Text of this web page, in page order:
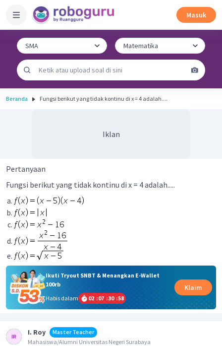
Masuk
Beranda Fungsi berikut yang tidak kontinu di x = 4 adalah....
Iklan
Pertanyaan
Fungsi berikut yang tidak kontinu di x = 4 adalah.....
Ikuti Tryout SNBT & Menangkan E-Wallet
100rb
Habis dalam
02 :07 :30 :58
Klaim
I. Roy
Master Teacher
Mahasiswa/Alumni Universitas Negeri Surabaya